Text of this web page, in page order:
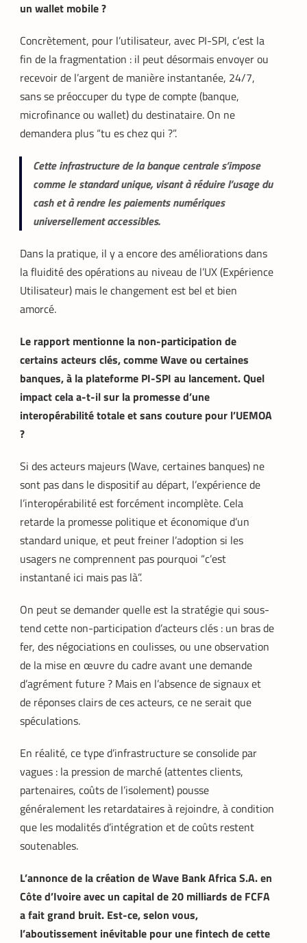
un wallet mobile ?
Concrètement, pour l’utilisateur, avec PI-SPI, c’est la
fin de la fragmentation : il peut désormais envoyer ou
recevoir de l’argent de manière instantanée, 24/7,
sans se préoccuper du type de compte (banque,
microfinance ou wallet) du destinataire. On ne
demandera plus “tu es chez qui ?”.
Cette infrastructure de la banque centrale s’impose
comme le standard unique, visant à réduire l’usage du
cash et à rendre les paiements numériques
universellement accessibles.
Dans la pratique, il y a encore des améliorations dans
la fluidité des opérations au niveau de l’UX (Expérience
Utilisateur) mais le changement est bel et bien
amorcé.
Le rapport mentionne la non-participation de
certains acteurs clés, comme Wave ou certaines
banques, à la plateforme PI-SPI au lancement. Quel
impact cela a-t-il sur la promesse d’une
interopérabilité totale et sans couture pour l’UEMOA
?
Si des acteurs majeurs (Wave, certaines banques) ne
sont pas dans le dispositif au départ, l’expérience de
l’interopérabilité est forcément incomplète. Cela
retarde la promesse politique et économique d’un
standard unique, et peut freiner l’adoption si les
usagers ne comprennent pas pourquoi “c’est
instantané ici mais pas là”.
On peut se demander quelle est la stratégie qui sous-
tend cette non-participation d’acteurs clés : un bras de
fer, des négociations en coulisses, ou une observation
de la mise en œuvre du cadre avant une demande
d’agrément future ? Mais en l’absence de signaux et
de réponses clairs de ces acteurs, ce ne serait que
spéculations.
En réalité, ce type d’infrastructure se consolide par
vagues : la pression de marché (attentes clients,
partenaires, coûts de l’isolement) pousse
généralement les retardataires à rejoindre, à condition
que les modalités d’intégration et de coûts restent
soutenables.
L’annonce de la création de Wave Bank Africa S.A. en
Côte d’Ivoire avec un capital de 20 milliards de FCFA
a fait grand bruit. Est-ce, selon vous,
l’aboutissement inévitable pour une fintech de cette